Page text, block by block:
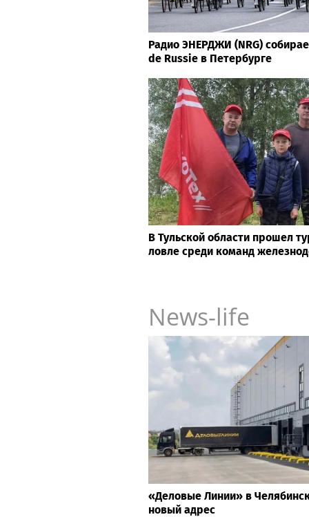
Радио ЭНЕРДЖИ (NRG)
de Russie в Петербурге
В Тульской области прошел
ловле среди команд
News-life
«Деловые Линии» в
новый адрес